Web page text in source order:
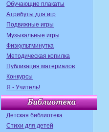
Обучающие плакаты
Атрибуты для игр
Подвижные игры
Музыкальные игры
Физкультминутка
Методическая копилка
Публикация материалов
Конкурсы
Я - Учитель!
Детская библиотека
Стихи для детей